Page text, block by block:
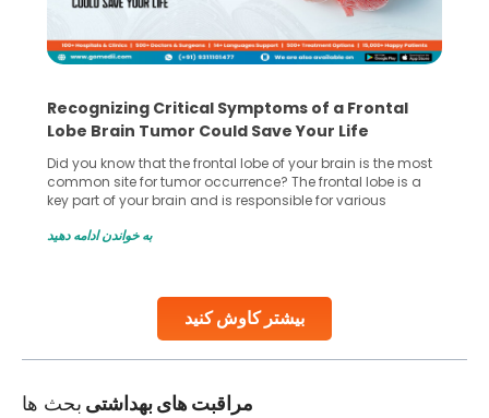
بیشتر کاوش کنید
Recognizing Critical Symptoms of a Frontal
Lobe Brain Tumor Could Save Your Life
Did you know that the frontal lobe of your brain is the most
common site for tumor occurrence? The frontal lobe is a
key part of your brain and is responsible for various
harm to it can lead to serious complications. However, with
به خواندن ادامه دهید
مراقبت های بهداشتی بحث ها